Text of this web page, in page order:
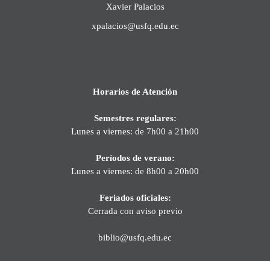
Xavier Palacios
xpalacios@usfq.edu.ec
Horarios de Atención
Semestres regulares:
Lunes a viernes: de 7h00 a 21h00
Períodos de verano:
Lunes a viernes: de 8h00 a 20h00
Feriados oficiales:
Cerrada con aviso previo
biblio@usfq.edu.ec